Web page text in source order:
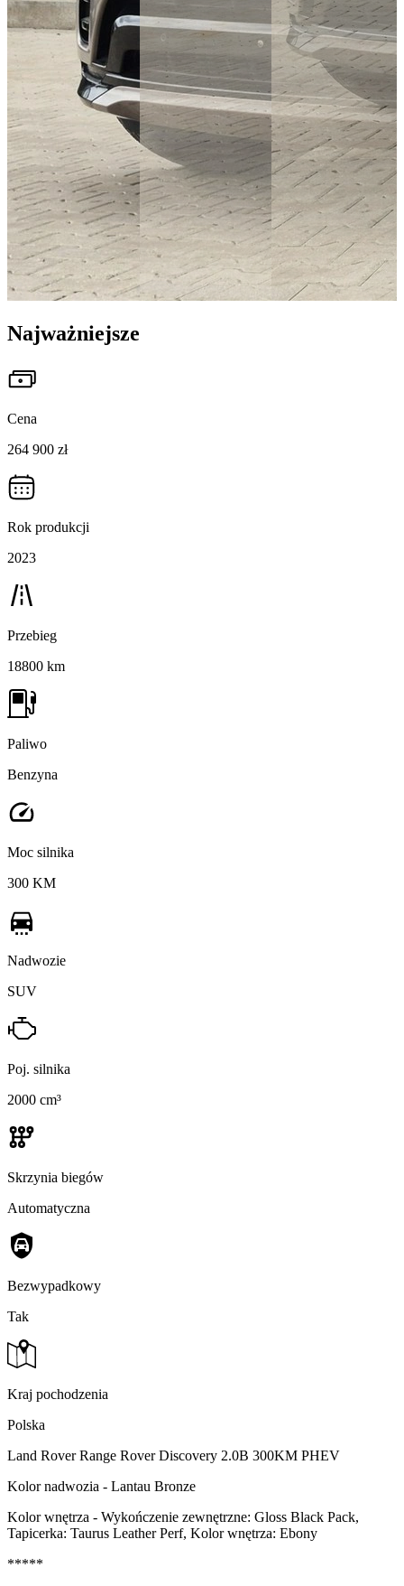
Najważniejsze
Cena
264 900 zł
Rok produkcji
2023
Przebieg
18800 km
Paliwo
Benzyna
Moc silnika
300 KM
Nadwozie
SUV
Poj. silnika
2000 cm³
Skrzynia biegów
Automatyczna
Bezwypadkowy
Tak
Kraj pochodzenia
Polska
Land Rover Range Rover Discovery 2.0B 300KM PHEV
Kolor nadwozia - Lantau Bronze
Kolor wnętrza - Wykończenie zewnętrzne: Gloss Black Pack,
Tapicerka: Taurus Leather Perf, Kolor wnętrza: Ebony
*****